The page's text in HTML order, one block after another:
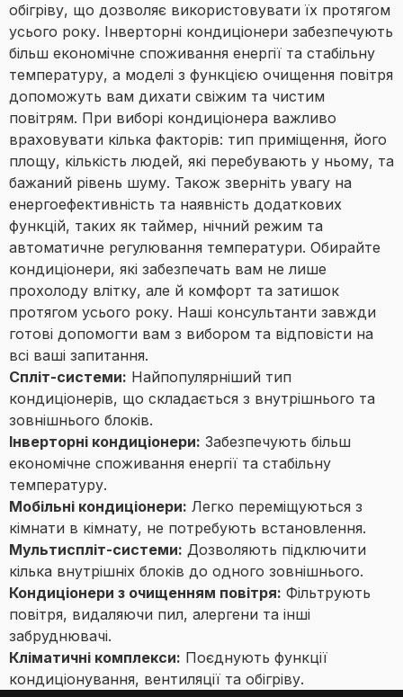
обігріву, що дозволяє використовувати їх протягом
усього року. Інверторні кондиціонери забезпечують
більш економічне споживання енергії та стабільну
температуру, а моделі з функцією очищення повітря
допоможуть вам дихати свіжим та чистим
повітрям. При виборі кондиціонера важливо
враховувати кілька факторів: тип приміщення, його
площу, кількість людей, які перебувають у ньому, та
бажаний рівень шуму. Також зверніть увагу на
енергоефективність та наявність додаткових
функцій, таких як таймер, нічний режим та
автоматичне регулювання температури. Обирайте
кондиціонери, які забезпечать вам не лише
прохолоду влітку, але й комфорт та затишок
протягом усього року. Наші консультанти завжди
готові допомогти вам з вибором та відповісти на
всі ваші запитання.
Спліт-системи: Найпопулярніший тип
кондиціонерів, що складається з внутрішнього та
зовнішнього блоків.
Інверторні кондиціонери: Забезпечують більш
економічне споживання енергії та стабільну
температуру.
Мобільні кондиціонери: Легко переміщуються з
кімнати в кімнату, не потребують встановлення.
Мультиспліт-системи: Дозволяють підключити
кілька внутрішніх блоків до одного зовнішнього.
Кондиціонери з очищенням повітря: Фільтрують
повітря, видаляючи пил, алергени та інші
забруднювачі.
Кліматичні комплекси: Поєднують функції
кондиціонування, вентиляції та обігріву.